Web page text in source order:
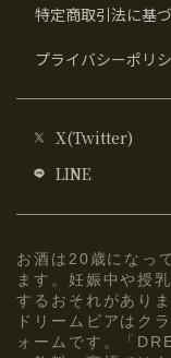
特定商取引法に基
プライバシーポリ
X(Twitter)
LINE
お酒は20歳になっ
ます。妊娠中や授
するおそれがありま
ドリームビアはク
ォームです。「